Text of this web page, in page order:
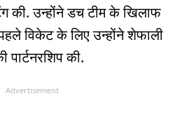
की. उन्होंने डच टीम के ख‍िलाफ
विकेट के लिए उन्होंने शेफाली
पार्टनरश‍िप की.
Advertisement